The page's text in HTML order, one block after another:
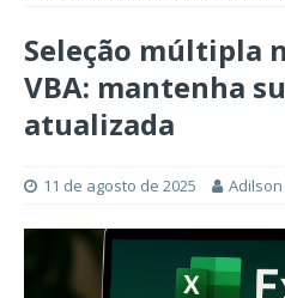
Seleção múltipla
VBA: mantenha
atualizada
11 de agosto de 2025 Adilson